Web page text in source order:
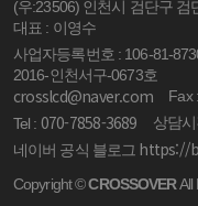
(우:23506) 인천시 검단구 검
대표 : 이영수
사업자등록번호 : 106-81-
2016-인천서구-0673호
crosslcd@naver.com
Fax
Tel : 070-7858-3689
상담
네이버 공식 블로그 https://
Copyright ©CROSSOVERAll